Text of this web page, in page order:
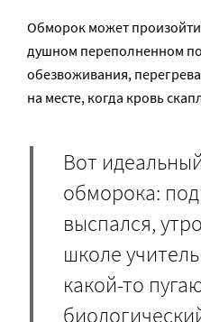
Обморок может
душном переполненном
обезвоживания,
на месте, когда кровь
Вот
обморока:
выспался,
школе
какой-то